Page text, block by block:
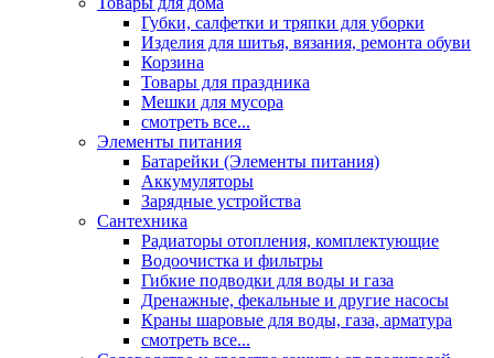
Губки, салфетки и тряпки для уборки
Изделия для шитья, вязания, ремонта обуви
Корзина
Товары для праздника
Мешки для мусора
смотреть все...
Элементы питания
Батарейки (Элементы питания)
Аккумуляторы
Зарядные устройства
Сантехника
Радиаторы отопления, комплектующие
Водоочистка и фильтры
Гибкие подводки для воды и газа
Дренажные, фекальные и другие насосы
Краны шаровые для воды, газа, арматура
смотреть все...